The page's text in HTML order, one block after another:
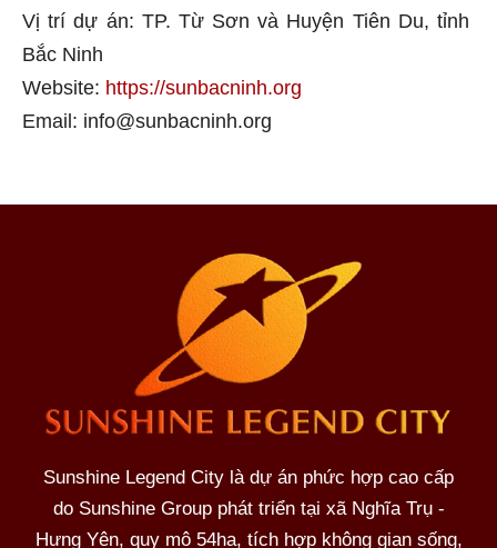
Vị trí dự án: TP. Từ Sơn và Huyện Tiên Du, tỉnh
Bắc Ninh
Website: https://sunbacninh.org
Email: info@sunbacninh.org
Sunshine Legend City là dự án phức hợp cao cấp
do Sunshine Group phát triển tại xã Nghĩa Trụ -
Hưng Yên, quy mô 54ha, tích hợp không gian sống,